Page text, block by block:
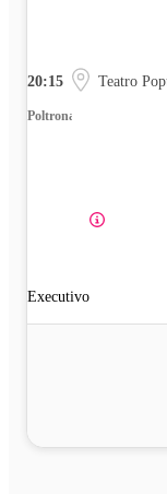
20:15 Teatro
Poltrona
Executivo